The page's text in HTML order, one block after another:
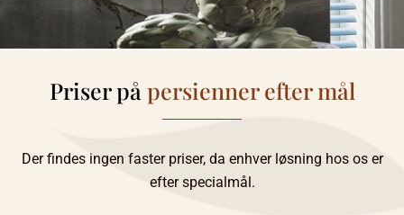
Priser på persienner efter mål
Der findes ingen faster priser, da enhver løsning hos os er
efter specialmål.